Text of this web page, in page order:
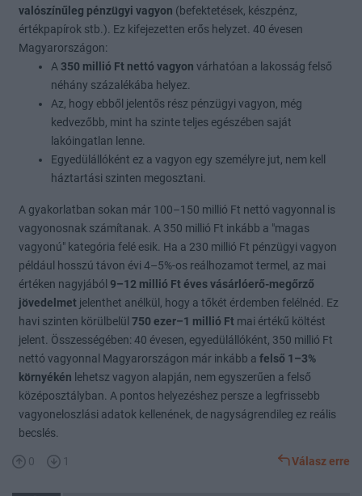
valószínűleg pénzügyi vagyon (befektetések, készpénz,
értékpapírok stb.). Ez kifejezetten erős helyzet. 40 évesen
Magyarországon:
A 350 millió Ft nettó vagyon várhatóan a lakosság felső
néhány százalékába helyez.
Az, hogy ebből jelentős rész pénzügyi vagyon, még
kedvezőbb, mint ha szinte teljes egészében saját
lakóingatlan lenne.
Egyedülállóként ez a vagyon egy személyre jut, nem kell
háztartási szinten megosztani.
A gyakorlatban sokan már 100–150 millió Ft nettó vagyonnal is
vagyonosnak számítanak. A 350 millió Ft inkább a "magas
vagyonú" kategória felé esik. Ha a 230 millió Ft pénzügyi vagyon
például hosszú távon évi 4–5%-os reálhozamot termel, az mai
értéken nagyjából 9–12 millió Ft éves vásárlóerő-megőrző
jövedelmet jelenthet anélkül, hogy a tőkét érdemben felélnéd. Ez
havi szinten körülbelül 750 ezer–1 millió Ft mai értékű költést
jelent. Összességében: 40 évesen, egyedülállóként, 350 millió Ft
nettó vagyonnal Magyarországon már inkább a felső 1–3%
környékén lehetsz vagyon alapján, nem egyszerűen a felső
középosztályban. A pontos helyezéshez persze a legfrissebb
vagyoneloszlási adatok kellenének, de nagyságrendileg ez reális
becslés.
0 1 Válasz erre